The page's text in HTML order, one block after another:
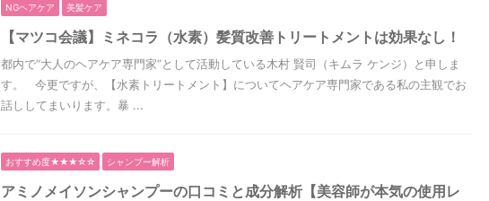
NGヘアケア 美髪ケア
【マツコ会議】ミネコラ（水素）髪質改善トリートメントは効果なし！
都内で“大人のヘアケア専門家”として活動している木村 賢司（キムラ ケンジ）と申しま
す。 今更ですが、【水素トリートメント】についてヘアケア専門家である私の主観でお
話ししてまいります。暴 ...
おすすめ度★★★☆☆ シャンプー解析
アミノメイソンシャンプーの口コミと成分解析【美容師が本気の使用レ